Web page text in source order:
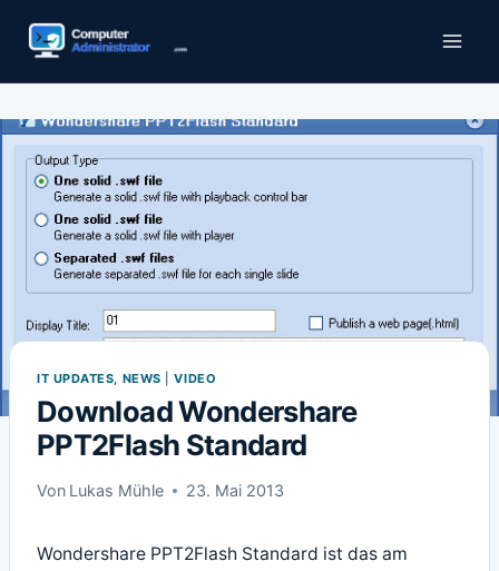
Inhalt
IT UPDATES, NEWS |VIDEO
Download Wondershare
PPT2Flash Standard
Von Lukas Mühle 23. Mai 2013
Wondershare PPT2Flash Standard ist das am